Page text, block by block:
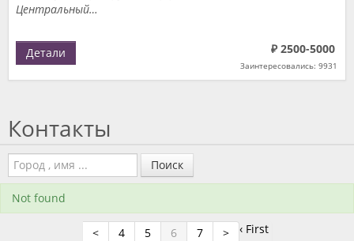
Центральный…
₽ 2500-5000
Заинтересовались: 9931
Детали
Контакты
Поиск
Not found
‹ First
< 4 5 6 7 >